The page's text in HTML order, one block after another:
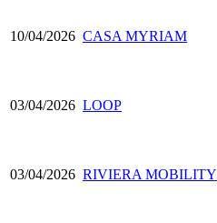
10/04/2026 CASA MYRIAM
03/04/2026 LOOP
03/04/2026 RIVIERA MOBILITY